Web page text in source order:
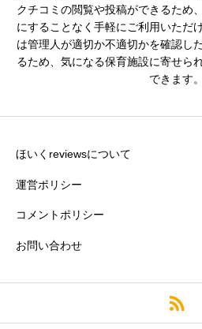
星の数をお選びください 
残業・持ち帰り仕事の少なさ
クチコミのタイトル
※園の評価がわかりやすいタイトル
クチコミの閲覧や投稿ができるため
にすることなく手軽にご利用いただ
は管理人が適切か不適切かを確認し
るため、気になる保育施設に寄せら
できます。
ほいくreviewsについて
運営ポリシー
コメントポリシー
お問い合わせ